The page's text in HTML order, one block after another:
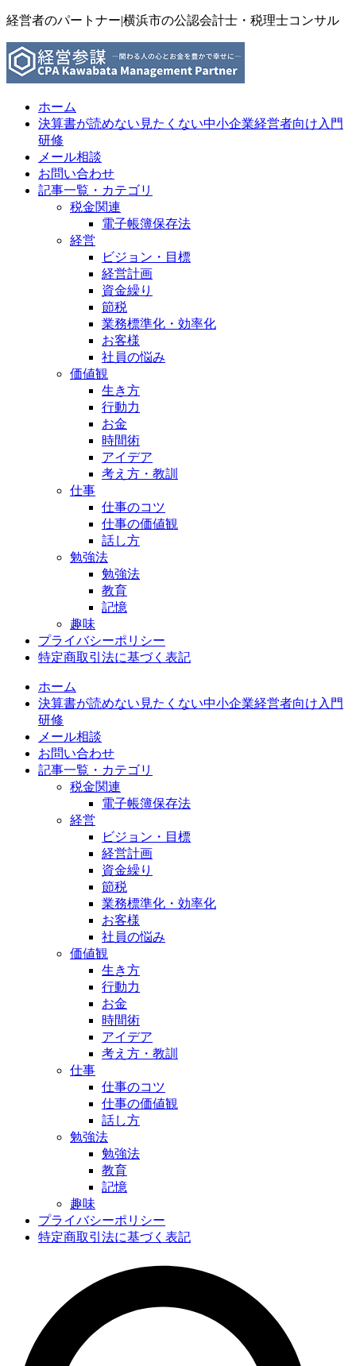
経営者のパートナー|横浜市の公認会計士・税理士コンサル
ホーム
決算書が読めない見たくない中小企業経営者向け入門
研修
メール相談
お問い合わせ
記事一覧・カテゴリ
税金関連
電子帳簿保存法
経営
ビジョン・目標
経営計画
資金繰り
節税
業務標準化・効率化
お客様
社員の悩み
価値観
生き方
行動力
お金
時間術
アイデア
考え方・教訓
仕事
仕事のコツ
仕事の価値観
話し方
勉強法
勉強法
教育
記憶
趣味
プライバシーポリシー
特定商取引法に基づく表記
ホーム
決算書が読めない見たくない中小企業経営者向け入門
研修
メール相談
お問い合わせ
記事一覧・カテゴリ
税金関連
電子帳簿保存法
経営
ビジョン・目標
経営計画
資金繰り
節税
業務標準化・効率化
お客様
社員の悩み
価値観
生き方
行動力
お金
時間術
アイデア
考え方・教訓
仕事
仕事のコツ
仕事の価値観
話し方
勉強法
勉強法
教育
記憶
趣味
プライバシーポリシー
特定商取引法に基づく表記